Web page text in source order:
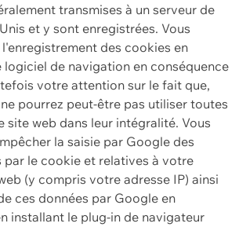
transmises à un serveur de
et y sont enregistrées. Vous
des cookies en
de navigation en conséquence
votre attention sur le fait que,
pourrez peut-être pas utiliser toutes
site web dans leur intégralité. Vous
la saisie par Google des
par le cookie et relatives à votre
(y compris votre adresse IP) ainsi
ces données par Google en
installant le plug-in de navigateur